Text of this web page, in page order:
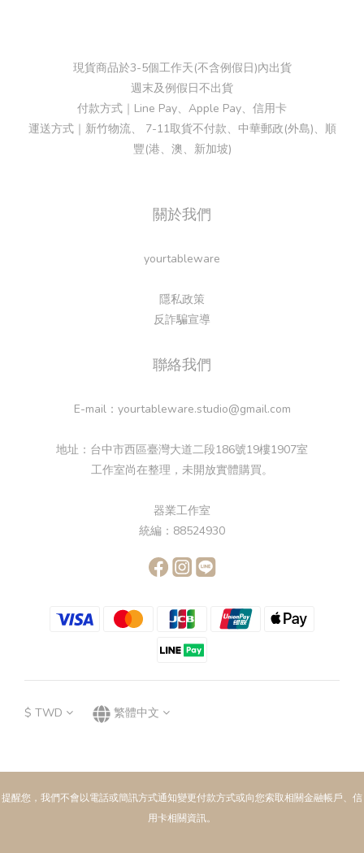
現貨商品於3-5個工作天(不含例假日)內出貨
週末及例假日不出貨
付款方式｜Line Pay、Apple Pay、信用卡
運送方式｜新竹物流、 7-11取貨不付款、中華郵政(外島)、順
豐(港、澳、新加坡)
關於我們
yourtableware
隱私政策
反詐騙宣導
聯絡我們
E-mail：yourtableware.studio@gmail.com
地址：台中市西區臺灣大道二段186號19樓1907室
工作室尚在整理，未開放實體購買。
器業工作室
統編：88524930
$ TWD 繁體中文
提醒您，我們不會以電話或簡訊方式通知變更付款方式或向您索取相關金融帳戶、信
用卡相關資訊。